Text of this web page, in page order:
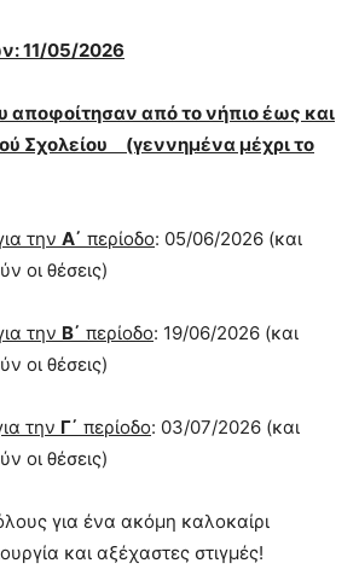
11/05/2026
αποφοίτησαν από το νήπιο έως και
Σχολείου (γεννημένα μέχρι το
την Α΄ περίοδο: 05/06/2026 (και
οι θέσεις)
την Β΄ περίοδο: 19/06/2026 (και
οι θέσεις)
την Γ΄ περίοδο: 03/07/2026 (και
οι θέσεις)
για ένα ακόμη καλοκαίρι
και αξέχαστες στιγμές!